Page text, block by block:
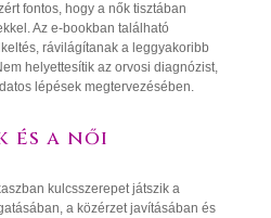
fontos, hogy a nők tisztában
Az e-bookban található
rávilágítanak a leggyakoribb
helyettesítik az orvosi diagnózist,
lépések megtervezésében.
és a női
kulcsszerepet játszik a
a közérzet javításában és